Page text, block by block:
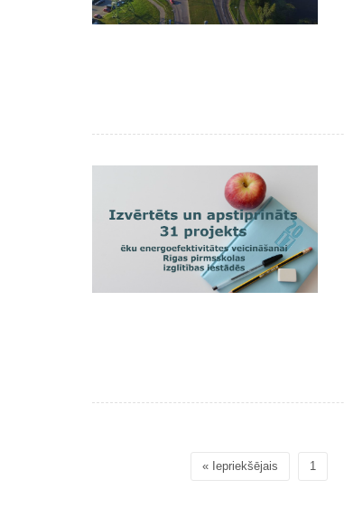
« Iepriekšējais 1